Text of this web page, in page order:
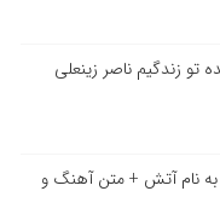
تو زندگیم ناصر زینعلی
نام آتش + متن آهنگ و